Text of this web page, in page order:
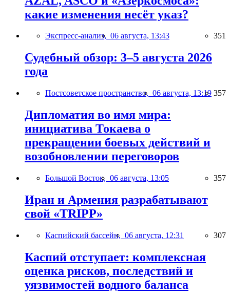
какие изменения несёт указ?
Экспресс-анализ, 06 августа, 13:43 351
Судебный обзор: 3–5 августа 2026
года
Постсоветское пространство, 06 августа, 13:19 357
Дипломатия во имя мира:
инициатива Токаева о
прекращении боевых действий и
возобновлении переговоров
Большой Восток, 06 августа, 13:05 357
Иран и Армения разрабатывают
свой «TRIPP»
Каспийский бассейн, 06 августа, 12:31 307
Каспий отступает: комплексная
оценка рисков, последствий и
уязвимостей водного баланса